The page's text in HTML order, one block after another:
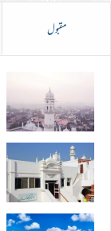
مقبول